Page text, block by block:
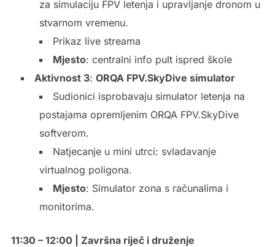
za simulaciju FPV letenja i upravljanje dronom u
stvarnom vremenu.
Prikaz live streama
Mjesto: centralni info pult ispred škole
Aktivnost 3: ORQA FPV.SkyDive simulator
Sudionici isprobavaju simulator letenja na
postajama opremljenim ORQA FPV.SkyDive
softverom.
Natjecanje u mini utrci: svladavanje
virtualnog poligona.
Mjesto: Simulator zona s računalima i
monitorima.
11:30 – 12:00 | Završna riječ i druženje